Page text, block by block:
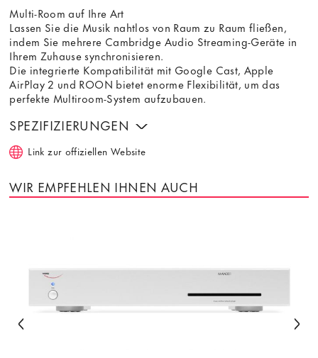
Multi-Room auf Ihre Art
Lassen Sie die Musik nahtlos von Raum zu Raum fließen,
indem Sie mehrere Cambridge Audio Streaming-Geräte in
Ihrem Zuhause synchronisieren.
Die integrierte Kompatibilität mit Google Cast, Apple
AirPlay 2 und ROON bietet enorme Flexibilität, um das
perfekte Multiroom-System aufzubauen.
SPEZIFIZIERUNGEN
Link zur offiziellen Website
WIR EMPFEHLEN IHNEN AUCH